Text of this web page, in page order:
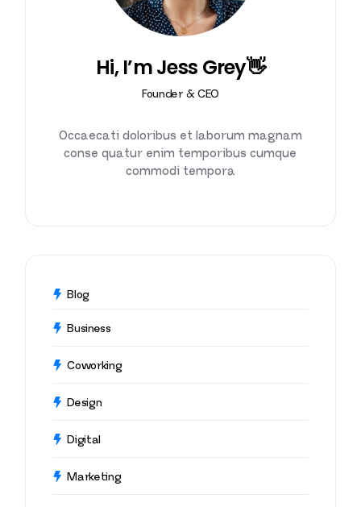
Hi, I’m Jess Grey👋
Founder & CEO
Occaecati doloribus et laborum magnam
conse quatur enim temporibus cumque
commodi tempora
Blog
Business
Coworking
Design
Digital
Marketing